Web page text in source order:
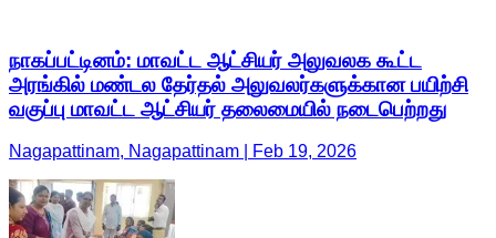
நாகப்பட்டினம்: மாவட்ட ஆட்சியர் அலுவலக கூட்ட
அரங்கில் மண்டல தேர்தல் அலுவலர்களுக்கான பயிற்சி
வகுப்பு மாவட்ட ஆட்சியர் தலைமையில் நடைபெற்றது
Nagapattinam, Nagapattinam | Feb 19, 2026